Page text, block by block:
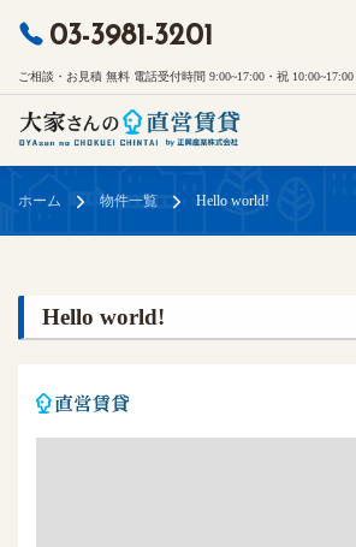
03-3981-3201
ご相談・お見積 無料 電話受付時間 9:00~17:00・祝 10:00~17:00
ホーム 物件一覧 Hello world!
Hello world!